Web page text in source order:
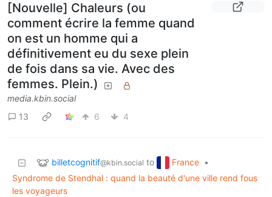
[Nouvelle] Chaleurs (ou
comment écrire la femme quand
on est un homme qui a
définitivement eu du sexe plein
de fois dans sa vie. Avec des
femmes. Plein.)
media.kbin.social
13
6 4
billetcognitif@kbin.social to France •
Syndrome de Stendhal : quand la beauté d'une ville rend fous
les voyageurs